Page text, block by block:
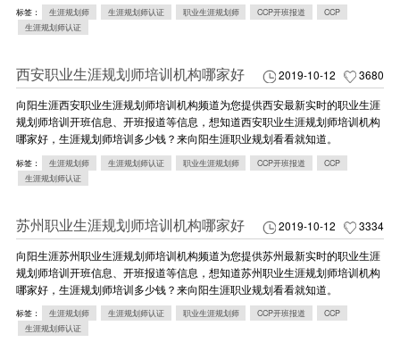
标签： 生涯规划师 生涯规划师认证 职业生涯规划师 CCP开班报道
CCP
生涯规划师认证
2019-10-12 3680
西安职业生涯规划师培训机构哪家好
向阳生涯西安职业生涯规划师培训机构频道为您提供西安最新实时的职业生涯
规划师培训开班信息、开班报道等信息，想知道西安职业生涯规划师培训机构
哪家好，生涯规划师培训多少钱？来向阳生涯职业规划看看就知道。
标签： 生涯规划师 生涯规划师认证 职业生涯规划师 CCP开班报道
CCP
生涯规划师认证
2019-10-12 3334
苏州职业生涯规划师培训机构哪家好
向阳生涯苏州职业生涯规划师培训机构频道为您提供苏州最新实时的职业生涯
规划师培训开班信息、开班报道等信息，想知道苏州职业生涯规划师培训机构
哪家好，生涯规划师培训多少钱？来向阳生涯职业规划看看就知道。
标签： 生涯规划师 生涯规划师认证 职业生涯规划师 CCP开班报道
CCP
生涯规划师认证